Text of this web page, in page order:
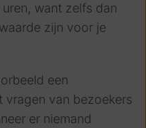
want zelfs dan
zijn voor je
een
van bezoekers
er niemand